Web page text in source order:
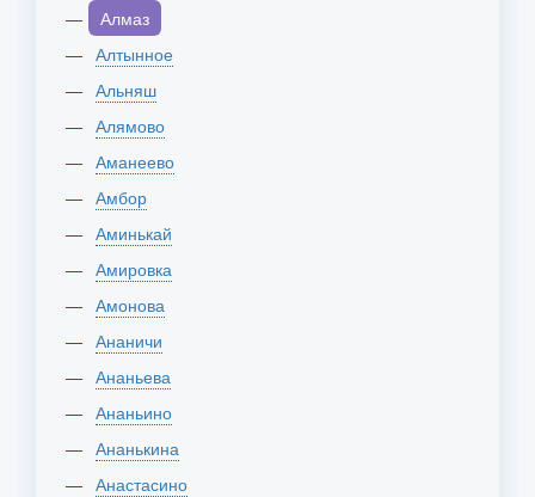
Алмаз
Алтынное
Альняш
Алямово
Аманеево
Амбор
Аминькай
Амировка
Амонова
Ананичи
Ананьева
Ананьино
Ананькина
Анастасино